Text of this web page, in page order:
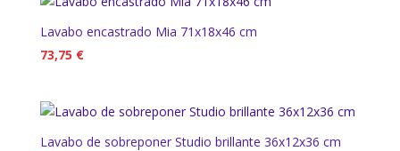
Lavabo encastrado Mia 71x18x46 cm
73,75 €
Lavabo de sobreponer Studio brillante 36x12x36 cm